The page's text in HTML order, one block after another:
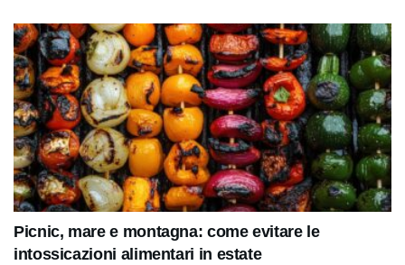
Picnic, mare e montagna: come evitare le
intossicazioni alimentari in estate